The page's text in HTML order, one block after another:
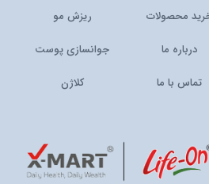
محصولات
درباره ما
تماس با ما
ریزش مو
جوانسازی پوست
کلاژن